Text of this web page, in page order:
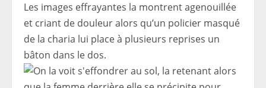
Les images effrayantes la montrent agenouillée
et criant de douleur alors qu’un policier masqué
de la charia lui place à plusieurs reprises un
bâton dans le dos.